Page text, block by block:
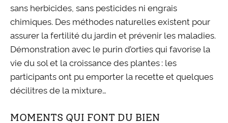
sans herbicides, sans pesticides ni engrais
chimiques. Des méthodes naturelles existent pour
assurer la fertilité du jardin et prévenir les maladies.
Démonstration avec le purin d’orties qui favorise la
vie du sol et la croissance des plantes : les
participants ont pu emporter la recette et quelques
décilitres de la mixture…
MOMENTS QUI FONT DU BIEN